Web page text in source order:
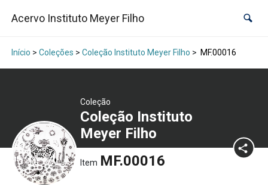
Acervo Instituto Meyer Filho
Início > Coleções > Coleção Instituto Meyer Filho > MF.00016
Coleção
Coleção Instituto
Meyer Filho
Item MF.00016